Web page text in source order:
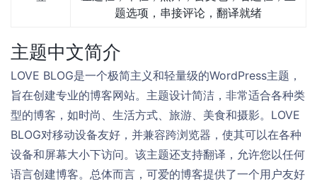
题选项，串接评论，翻译就绪
主题中文简介
LOVE BLOG是一个极简主义和轻量级的WordPress主题，
旨在创建专业的博客网站。主题设计简洁，非常适合各种类
型的博客，如时尚、生活方式、旅游、美食和摄影。LOVE
BLOG对移动设备友好，并兼容跨浏览器，使其可以在各种
设备和屏幕大小下访问。该主题还支持翻译，允许您以任何
语言创建博客。总体而言，可爱的博客提供了一个用户友好